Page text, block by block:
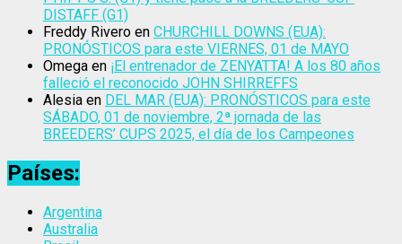
DISTAFF (G1)
Freddy Rivero en CHURCHILL DOWNS (EUA):
PRONÓSTICOS para este VIERNES, 01 de MAYO
Omega en ¡El entrenador de ZENYATTA! A los 80 años
falleció el reconocido JOHN SHIRREFFS
Alesia en DEL MAR (EUA): PRONÓSTICOS para este
SÁBADO, 01 de noviembre, 2ª jornada de las
BREEDERS’ CUPS 2025, el día de los Campeones
Países:
Argentina
Australia